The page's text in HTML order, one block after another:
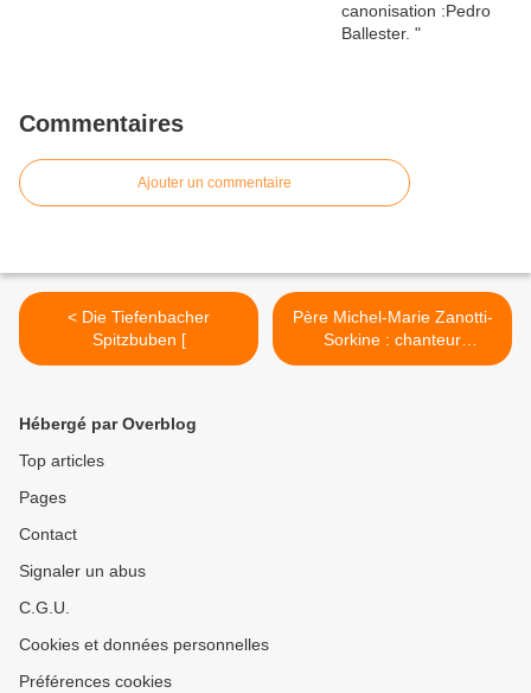
Commentaires
Ajouter un commentaire
< Die Tiefenbacher
Spitzbuben [
Père Michel-Marie Zanotti-
Sorkine : chanteur
d'opérette. >
Hébergé par Overblog
Top articles
Pages
Contact
Signaler un abus
C.G.U.
Cookies et données personnelles
Préférences cookies